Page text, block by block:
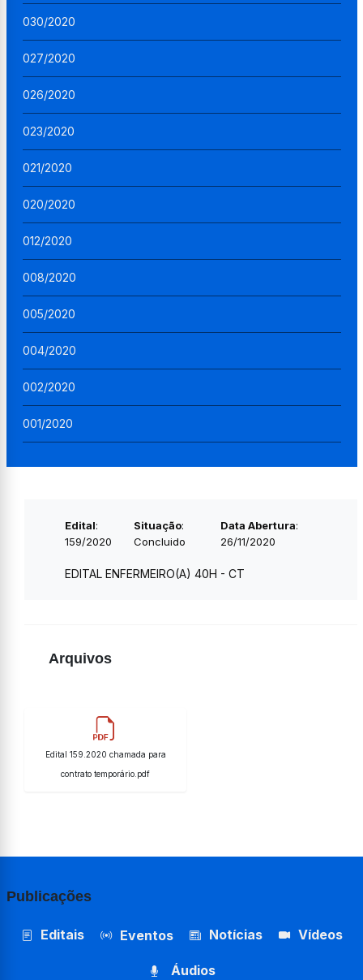
030/2020
027/2020
026/2020
023/2020
021/2020
020/2020
012/2020
008/2020
005/2020
004/2020
002/2020
001/2020
Edital:
159/2020
Situação:
Concluido
Data Abertura:
26/11/2020
EDITAL ENFERMEIRO(A) 40H - CT
Arquivos
Edital 159.2020 chamada para
contrato temporário.pdf
Publicações
Editais Eventos Notícias Vídeos
Áudios